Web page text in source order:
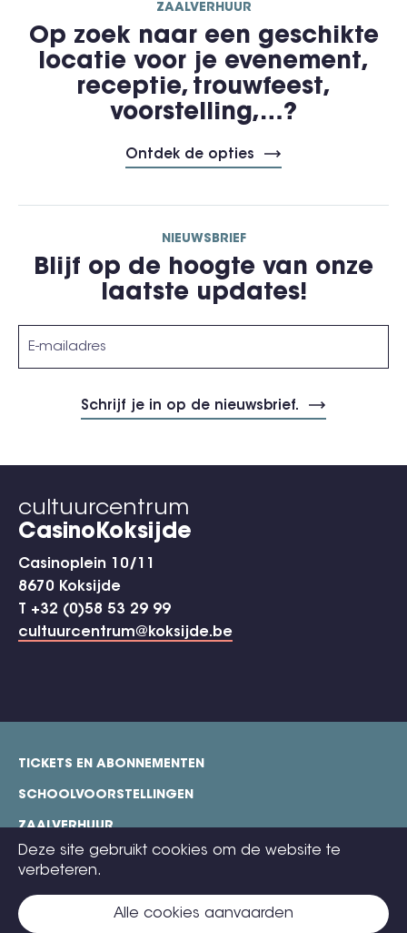
ZAALVERHUUR
Op zoek naar een geschikte
locatie voor je evenement,
receptie, trouwfeest,
voorstelling,…?
Ontdek de opties
NIEUWSBRIEF
Blijf op de hoogte van onze
laatste updates!
cultuurcentrum
CasinoKoksijde
Casinoplein 10/11
8670 Koksijde
T +32 (0)58 53 29 99
cultuurcentrum@koksijde.be
Deze site gebruikt cookies om de website te
verbeteren.
Alle cookies aanvaarden
footer
TICKETS EN ABONNEMENTEN
SCHOOLVOORSTELLINGEN
ZAALVERHUUR
TECHNISCHE FICHES
CONTACT